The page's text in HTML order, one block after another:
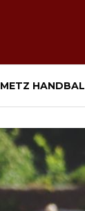
METZ